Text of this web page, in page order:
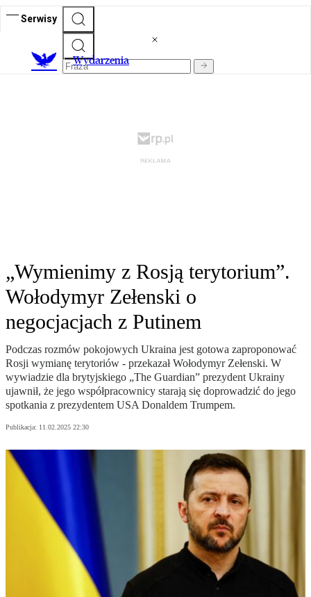
Serwisy
Wydarzenia
„Wymienimy z Rosją terytorium”.
Wołodymyr Zełenski o
negocjacjach z Putinem
Podczas rozmów pokojowych Ukraina jest gotowa zaproponować
Rosji wymianę terytoriów - przekazał Wołodymyr Zełenski. W
wywiadzie dla brytyjskiego „The Guardian” prezydent Ukrainy
ujawnił, że jego współpracownicy starają się doprowadzić do jego
spotkania z prezydentem USA Donaldem Trumpem.
Publikacja: 11.02.2025 22:30